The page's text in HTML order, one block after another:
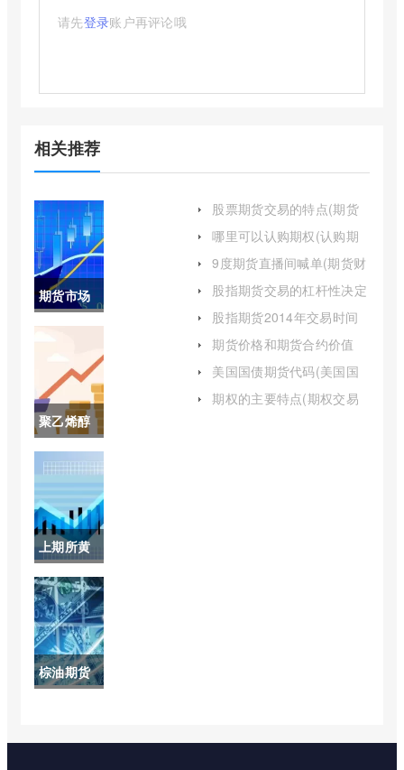
请先登录账户再评论哦
相关推荐
期货市场
的主体包
括哪些(期
货市场的
构成要素)
聚乙烯醇
期货价格
(pva聚乙
烯醇期货)
上期所黄
金
2206(上
期所的黄
金进入交
棕油期货
消息(棕榈
股票期货交易的特点(期货
交易及其特点)
哪里可以认购期权(认购期
权能卖空吗)
9度期货直播间喊单(期货财
经直播间老师喊单)
股指期货交易的杠杆性决定
了(股指期货杠杆要利息吗)
股指期货2014年交易时间
(股指期货最新交易时间表)
期货价格和期货合约价值
(期货合约与期货交易)
美国国债期货代码(美国国
债期货今日价格为10112)
期权的主要特点(期权交易